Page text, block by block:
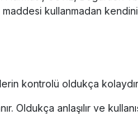
kullanmadan
kontrolü oldukça
Oldukça anlaşılır ve